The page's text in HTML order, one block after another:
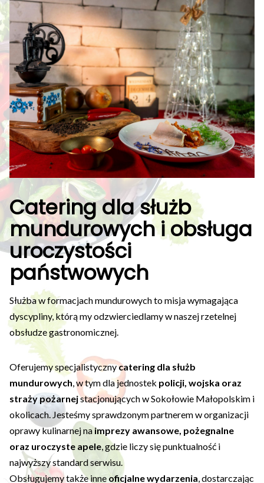
Catering dla służb
mundurowych i obsługa
uroczystości
państwowych
Służba w formacjach mundurowych to misja wymagająca
dyscypliny, którą my odzwierciedlamy w naszej rzetelnej
obsłudze gastronomicznej.
Oferujemy specjalistycznycatering dla służb
mundurowych , w tym dla jednostek policji, wojska oraz
straży pożarnejstacjonujących w Sokołowie Małopolskim i
okolicach. Jesteśmy sprawdzonym partnerem w organizacji
oprawy kulinarnej naimprezy awansowe, pożegnalne
oraz uroczyste apele , gdzie liczy się punktualność i
najwyższy standard serwisu.
Obsługujemy także inne oficjalne wydarzenia , dostarczając